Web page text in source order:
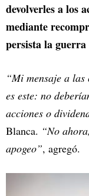
devolverles a los
mediante
persista la
“Mi mensaje a las
es este: no
acciones o
Blanca. “No
apogeo”, agregó.